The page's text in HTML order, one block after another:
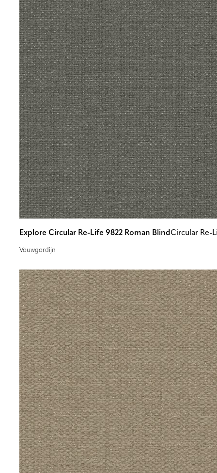
Explore Circular Re-Life 9822 Roman Blind Circular Re-
Vouwgordijn